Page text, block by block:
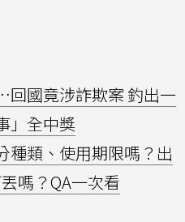
國竟涉詐欺案 釣出一
」全中獎
種類、使用期限嗎？出
嗎？QA一次看